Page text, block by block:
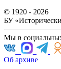
© 1920 - 2026
БУ
Мы в
Об архиве